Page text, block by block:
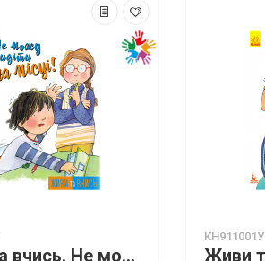
Живи та вчись. Не можу сидіти на місці
КН911001У